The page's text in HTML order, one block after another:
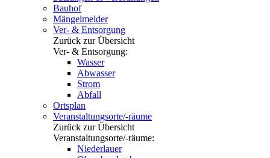
Bauhof
Mängelmelder
Ver- & Entsorgung
Zurück zur Übersicht
Ver- & Entsorgung:
Wasser
Abwasser
Strom
Abfall
Ortsplan
Veranstaltungsorte/-räume
Zurück zur Übersicht
Veranstaltungsorte/-räume:
Niederlauer